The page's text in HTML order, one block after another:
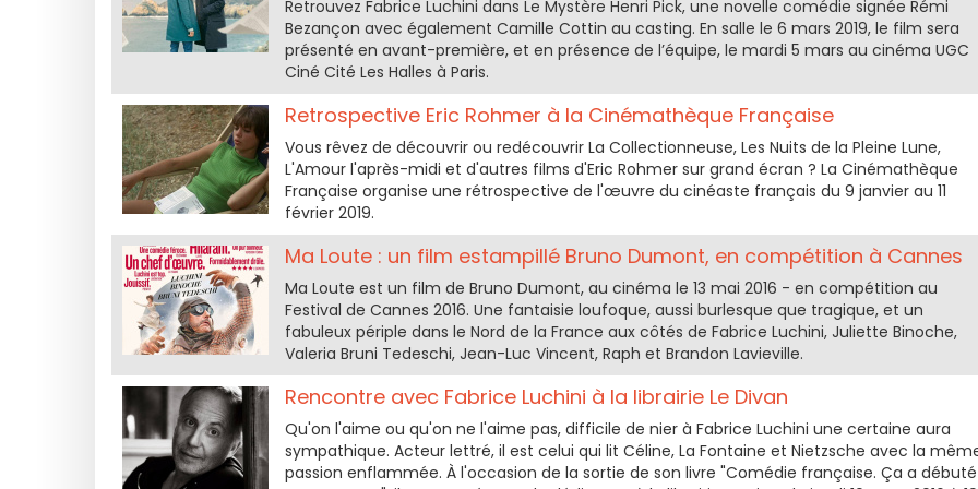
Retrouvez Fabrice Luchini dans Le Mystère Henri Pick, une novelle comédie signée Rémi
Bezançon avec également Camille Cottin au casting. En salle le 6 mars 2019, le film sera
présenté en avant-première, et en présence de l’équipe, le mardi 5 mars au cinéma UGC
Ciné Cité Les Halles à Paris.
Retrospective Eric Rohmer à la Cinémathèque Française
Vous rêvez de découvrir ou redécouvrir La Collectionneuse, Les Nuits de la Pleine Lune,
L'Amour l'après-midi et d'autres films d'Eric Rohmer sur grand écran ? La Cinémathèque
Française organise une rétrospective de l'œuvre du cinéaste français du 9 janvier au 11
février 2019.
Ma Loute : un film estampillé Bruno Dumont, en compétition à Cannes
Ma Loute est un film de Bruno Dumont, au cinéma le 13 mai 2016 - en compétition au
Festival de Cannes 2016. Une fantaisie loufoque, aussi burlesque que tragique, et un
fabuleux périple dans le Nord de la France aux côtés de Fabrice Luchini, Juliette Binoche,
Valeria Bruni Tedeschi, Jean-Luc Vincent, Raph et Brandon Lavieville.
Rencontre avec Fabrice Luchini à la librairie Le Divan
Qu'on l'aime ou qu'on ne l'aime pas, difficile de nier à Fabrice Luchini une certaine aura
sympathique. Acteur lettré, il est celui qui lit Céline, La Fontaine et Nietzsche avec la
passion enflammée. À l'occasion de la sortie de son livre "Comédie française. Ça a débuté